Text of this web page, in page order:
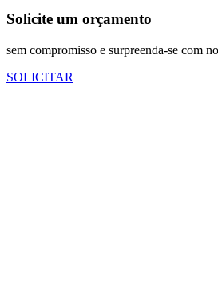
Solicite um orçamento
sem compromisso e surpreenda-se com
SOLICITAR